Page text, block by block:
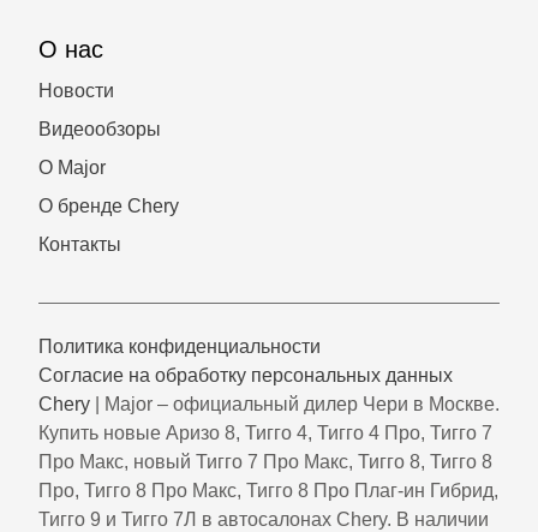
О нас
Новости
Видеообзоры
О Major
О бренде Chery
Контакты
Политика конфиденциальности
Согласие на обработку персональных данных
Chery | Major – официальный дилер Чери в Москве.
Купить новые Аризо 8, Тигго 4, Тигго 4 Про, Тигго 7
Про Макс, новый Тигго 7 Про Макс, Тигго 8, Тигго 8
Про, Тигго 8 Про Макс, Тигго 8 Про Плаг-ин Гибрид,
Тигго 9 и Тигго 7Л в автосалонах Chery. В наличии